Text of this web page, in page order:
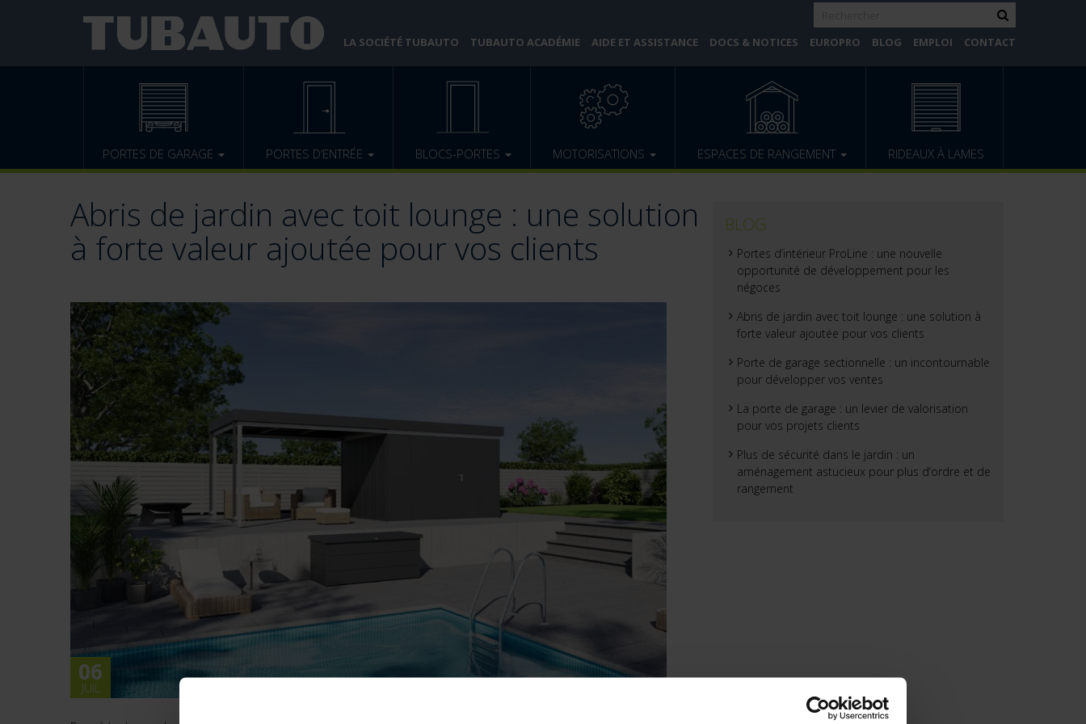
LA SOCIÉTÉ TUBAUTO TUBAUTO ACADÉMIE AIDE ET ASSISTANCE DOCS & NOTICES EUROPRO BLOG EMPLOI CONTACT
PORTES DE GARAGE PORTES D’ENTRÉE BLOCS-PORTES MOTORISATIONS ESPACES DE RANGEMENT RIDEAUX À LAMES
Abris de jardin avec toit lounge : une solution
à forte valeur ajoutée pour vos clients
06
JUIL
BLOG
Portes d’intérieur ProLine : une nouvelle
opportunité de développement pour les
négoces
Abris de jardin avec toit lounge : une solution à
forte valeur ajoutée pour vos clients
Porte de garage sectionnelle : un incontournable
pour développer vos ventes
La porte de garage : un levier de valorisation
pour vos projets clients
Plus de sécurité dans le jardin : un
aménagement astucieux pour plus d’ordre et de
rangement